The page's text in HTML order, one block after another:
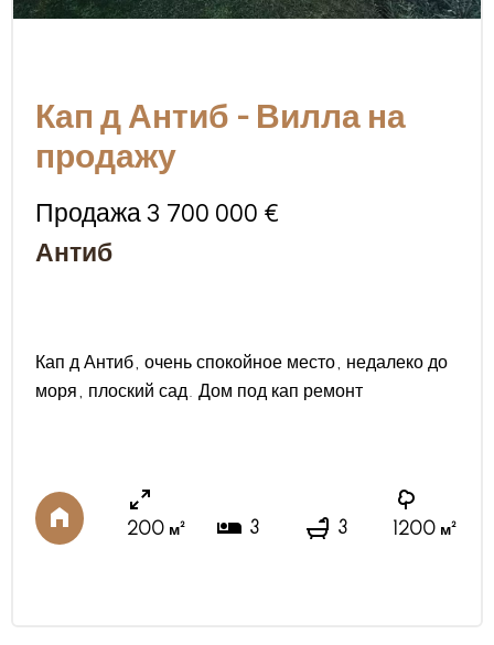
Кап д Антиб - Вилла на
продажу
Продажа 3 700 000 €
Антиб
Кап д Антиб, очень спокойное место, недалеко до
моря, плоский сад. Дом под кап ремонт
200 м² 3 3 1200 м²